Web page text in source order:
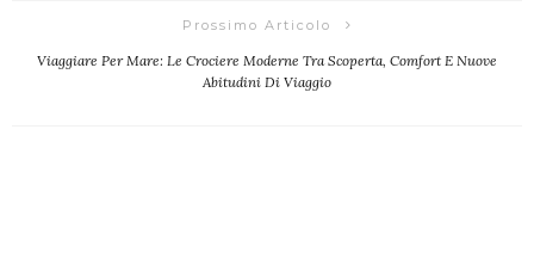
Prossimo Articolo
Viaggiare Per Mare: Le Crociere Moderne Tra Scoperta, Comfort E Nuove
Abitudini Di Viaggio